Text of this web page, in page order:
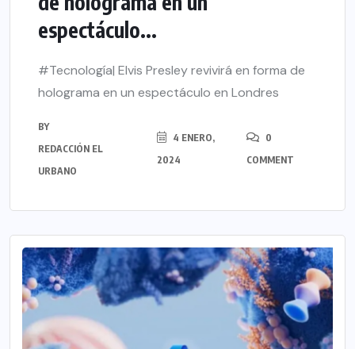
espectáculo...
#Tecnología| Elvis Presley revivirá en forma de
holograma en un espectáculo en Londres
BY
REDACCIÓN EL
URBANO
4 ENERO,
2024
0
COMMENT